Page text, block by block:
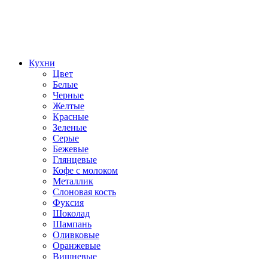
Кухни
Цвет
Белые
Черные
Желтые
Красные
Зеленые
Серые
Бежевые
Глянцевые
Кофе с молоком
Металлик
Слоновая кость
Фуксия
Шоколад
Шампань
Оливковые
Оранжевые
Вишневые